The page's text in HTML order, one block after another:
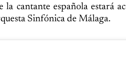
la cantante española estará
Sinfónica de Málaga.